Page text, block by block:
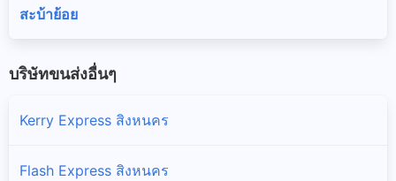
สะบ้าย้อย
บริษัทขนส่งอื่นๆ
Kerry Express สิงหนคร
Flash Express สิงหนคร